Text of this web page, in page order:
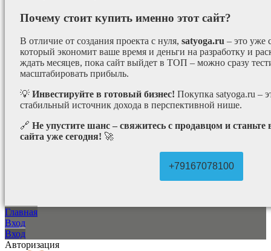
Почему стоит купить именно этот сайт?
В отличие от создания проекта с нуля, satyoga.ru – это уже
который экономит ваше время и деньги на разработку и
ждать месяцев, пока сайт выйдет в ТОП – можно сразу
масштабировать прибыль.
💡 Инвестируйте в готовый бизнес! Покупка satyoga.ru –
стабильный источник дохода в перспективной нише.
🔗 Не упустите шанс – свяжитесь с продавцом и
сайта уже сегодня! 🚀
+79167078100
Главная
Вход
Вход
Авторизация